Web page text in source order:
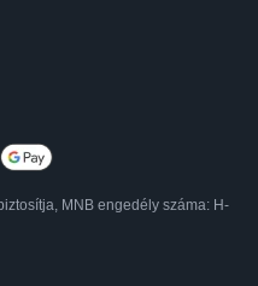
MNB engedély száma: H-